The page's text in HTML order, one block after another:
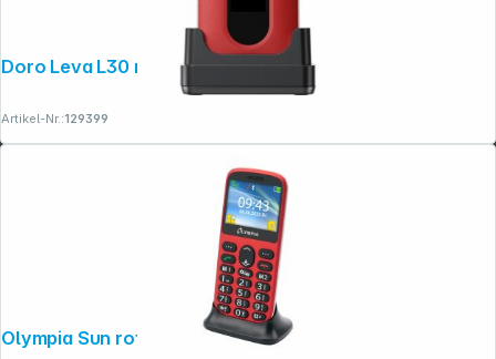
Doro Leva L30 rot-weiß
Artikel-Nr.:129399
Olympia Sun rot